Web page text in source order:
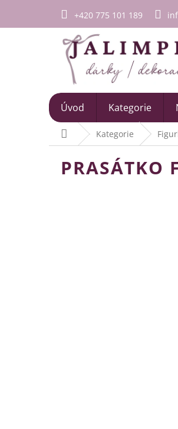
obsah
+420 775 101 189
Úvod Kategorie
Domů Kategorie
PRASÁTKO